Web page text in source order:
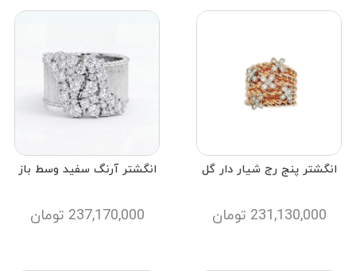
انگشتر پنج رج شیار دار گل
231,130,000 تومان
انگشتر آرنگ سفید وسط باز
237,170,000 تومان